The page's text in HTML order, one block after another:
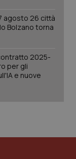
agosto 26 città
Bolzano torna
2025-
per gli
e nuove
mese